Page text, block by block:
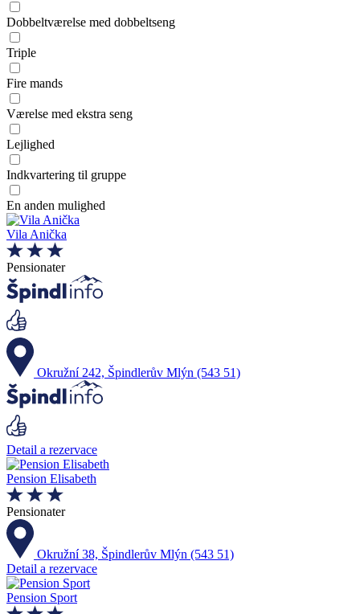
Dobbeltværelse med dobbeltseng
Triple
Fire mands
Værelse med ekstra seng
Lejlighed
Indkvartering til gruppe
En anden mulighed
Vila Anička
Pensionater
Okružní 242, Špindlerův Mlýn (543 51)
Detail a rezervace
Pension Elisabeth
Pensionater
Okružní 38, Špindlerův Mlýn (543 51)
Detail a rezervace
Pension Sport